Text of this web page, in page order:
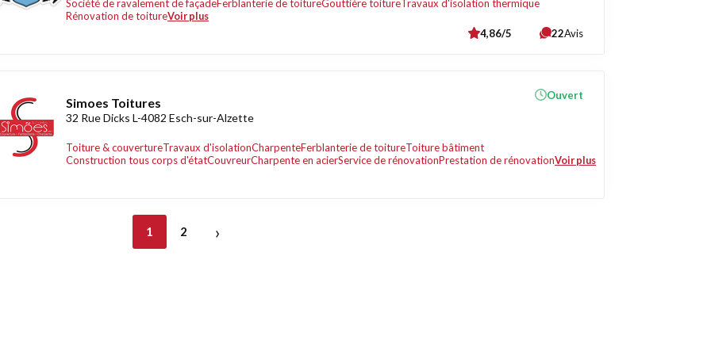
Société de ravalement de façadeFerblanterie de toitureGouttière toitureTravaux d'isolation thermique
Rénovation de toitureVoir plus
4,86/5 22Avis
Simoes Toitures
32 Rue Dicks L-4082 Esch-sur-Alzette
Toiture & couvertureTravaux d'isolationCharpenteFerblanterie de toitureToiture bâtiment
Construction tous corps d'étatCouvreurCharpente en acierService de rénovationPrestation de rénovationVoir plus
Ouvert
1 2 ›